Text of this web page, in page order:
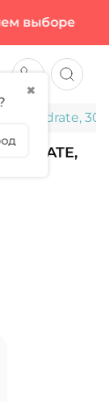
выборе
✖